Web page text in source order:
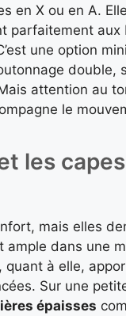
en X ou en A.
parfaitement
une option
double,
attention au
le
les
mais elles
ample dans une
, quant à elle,
Sur une
épaisses